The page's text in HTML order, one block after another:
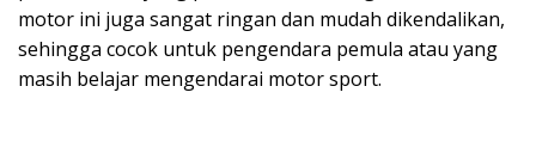
motor ini juga sangat ringan dan mudah dikendalikan,
sehingga cocok untuk pengendara pemula atau yang
masih belajar mengendarai motor sport.